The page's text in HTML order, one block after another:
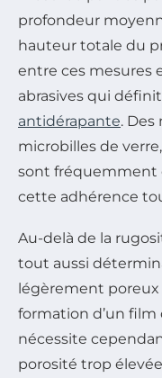
profondeur
hauteur totale du
entre ces mesures
abrasives qui
antidérapante.
microbilles de
sont fréquemment
cette adhérence
Au-delà de la
tout aussi
légèrement
formation d’un film
nécessite
porosité trop